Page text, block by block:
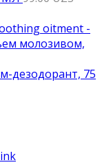
oitment -
молозивом,
дезодорант, 75